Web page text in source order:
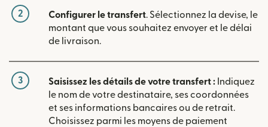
2 Configurer le transfert. Sélectionnez la devise, le
montant que vous souhaitez envoyer et le délai
de livraison.
3 Saisissez les détails de votre transfert : Indiquez
le nom de votre destinataire, ses coordonnées
et ses informations bancaires ou de retrait.
Choisissez parmi les moyens de paiement